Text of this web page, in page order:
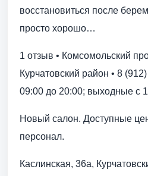
восстановиться после
просто хорошо…
1 отзыв • Комсомольский
Курчатовский район • 8
09:00 до 20:00; выходные с
Новый салон. Доступные
персонал.
Каслинская, 36а,